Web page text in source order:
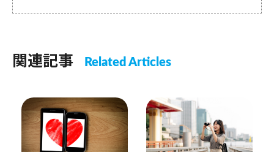
関連記事 Related Articles